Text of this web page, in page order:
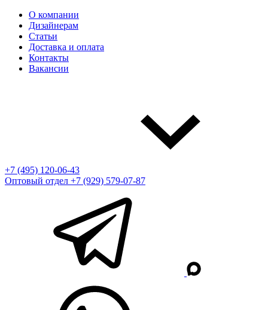
О компании
Дизайнерам
Статьи
Доставка и оплата
Контакты
Вакансии
+7 (495) 120-06-43
Оптовый отдел +7 (929) 579-07-87